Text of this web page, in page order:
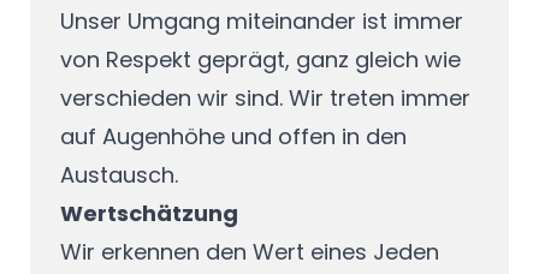
Unser Umgang miteinander ist immer
von Respekt geprägt, ganz gleich wie
verschieden wir sind. Wir treten immer
auf Augenhöhe und offen in den
Austausch.
Wertschätzung
Wir erkennen den Wert eines Jeden